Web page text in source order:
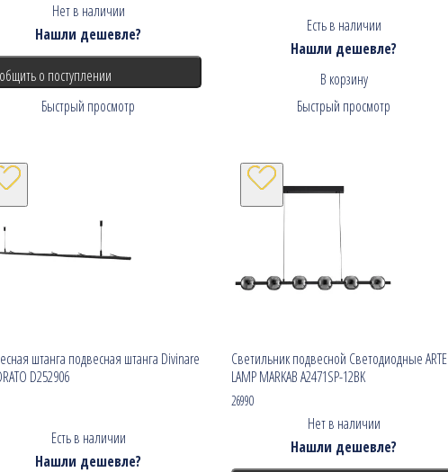
Нет в наличии
Нашли дешевле?
о поступлении
Быстрый просмотр
Есть в наличии
Нашли дешевле?
В корзину
Быстрый просмотр
штанга подвесная штанга Divinare
D252906
Есть в наличии
Нашли дешевле?
Светильник подвесной Светодиодные ARTE
LAMP MARKAB A2471SP-12BK
26990
Нет в наличии
Нашли дешевле?